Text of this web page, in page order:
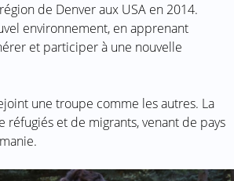
de Denver aux USA en 2014.
environnement, en apprenant
et participer à une nouvelle
une troupe comme les autres. La
et de migrants, venant de pays